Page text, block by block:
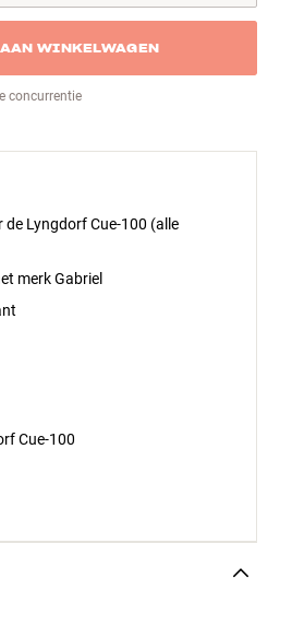
WINKELWAGEN
concurrentie
Lyngdorf Cue-100 (alle
merk Gabriel
Cue-100